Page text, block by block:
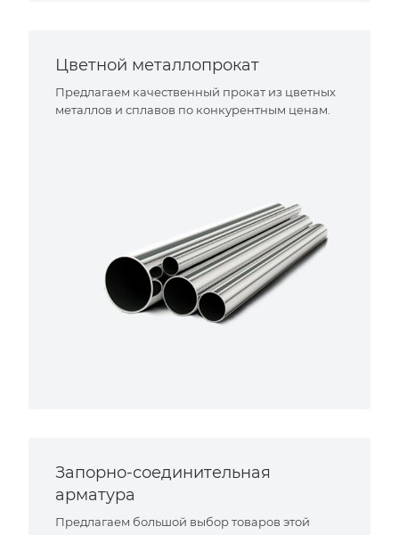
Цветной металлопрокат
Предлагаем качественный прокат из цветных
металлов и сплавов по конкурентным ценам.
Запорно-соединительная
арматура
Предлагаем большой выбор товаров этой